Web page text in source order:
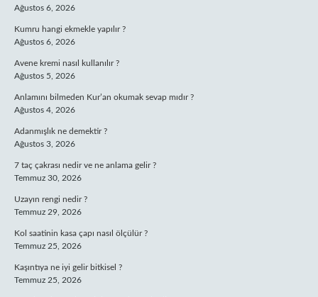
Ağustos 6, 2026
Kumru hangi ekmekle yapılır ?
Ağustos 6, 2026
Avene kremi nasıl kullanılır ?
Ağustos 5, 2026
Anlamını bilmeden Kur’an okumak sevap mıdır ?
Ağustos 4, 2026
Adanmışlık ne demektir ?
Ağustos 3, 2026
7 taç çakrası nedir ve ne anlama gelir ?
Temmuz 30, 2026
Uzayın rengi nedir ?
Temmuz 29, 2026
Kol saatinin kasa çapı nasıl ölçülür ?
Temmuz 25, 2026
Kaşıntıya ne iyi gelir bitkisel ?
Temmuz 25, 2026